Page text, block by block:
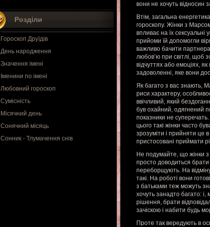
Розділи
Гороскоп Друїдів
День народження
Значення імені
Іменини по імені
Любовний гороскоп
Сумісність
Місячний день
Сонячний місяць
Сонник - Тлумачення снів
вони не хочуть відносин
Втім, загальна
гороскопу. Жінки з
впливає на їх
прийоми їй допомогли
важливо бачити
любов’ю при світлі, щоб
відчуттях або емоціях,
задоволенні, яке вони
Як багато з вас знають,
риси характеру,
ввічливий, який
був охайний, одягнений
показники не
цього такі жінки часто
зрозуміти і прийняти це
пристосовані приймати
Не подумайте, що жінки
просто доводиться брати
переборщують. На
такі. На роботі вони
з батьками теж можуть
хочуть занадто багато:
рішення, брати
зачіскою і набити будь
Проте так вередують в